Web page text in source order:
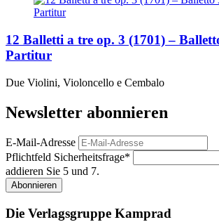
12 Balletti a tre op. 3 (1701) –
Partitur
Due Violini, Violoncello e Cembalo
Newsletter abonnieren
E-Mail-Adresse
Pflichtfeld Sicherheitsfrage*
addieren Sie 5 und 7.
Abonnieren
Die Verlagsgruppe Kamprad